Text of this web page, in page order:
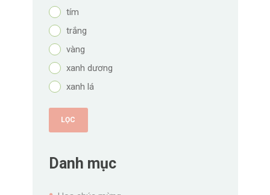
tím
trắng
vàng
xanh dương
xanh lá
LỌC
Danh mục